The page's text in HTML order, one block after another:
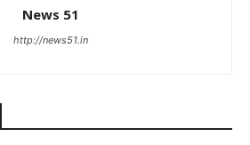
News 51
http://news51.in